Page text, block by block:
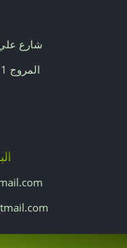
شارع علي
المروج 1 2074 بن عروس تونس